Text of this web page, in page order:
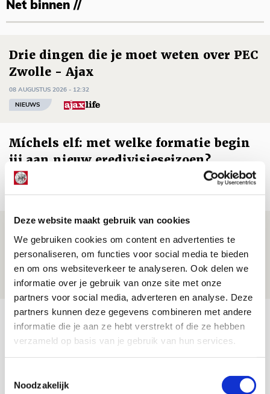
Deze website maakt gebruik van cookies
We gebruiken cookies om content en advertenties te
personaliseren, om functies voor social media te bieden
en om ons websiteverkeer te analyseren. Ook delen we
informatie over je gebruik van onze site met onze
partners voor social media, adverteren en analyse. Deze
partners kunnen deze gegevens combineren met andere
informatie die je aan ze hebt verstrekt of die ze hebben
verzameld op basis van je gebruik van hun services.
Noodzakelijk
Net binnen //
Drie dingen die je moet weten over PEC
Zwolle - Ajax
08 AUGUSTUS 2026 - 12:32
NIEUWS
Míchels elf: met welke formatie begin
jij aan nieuw eredivisieseizoen?
08 AUGUSTUS 2026 - 11:34
maakt Abdalla ‘geen reet’ uit
08 AUGUSTUS 2026 - 10:04
NIEUWS
Bekijk meer
AGENDA
AUG
[VOL]